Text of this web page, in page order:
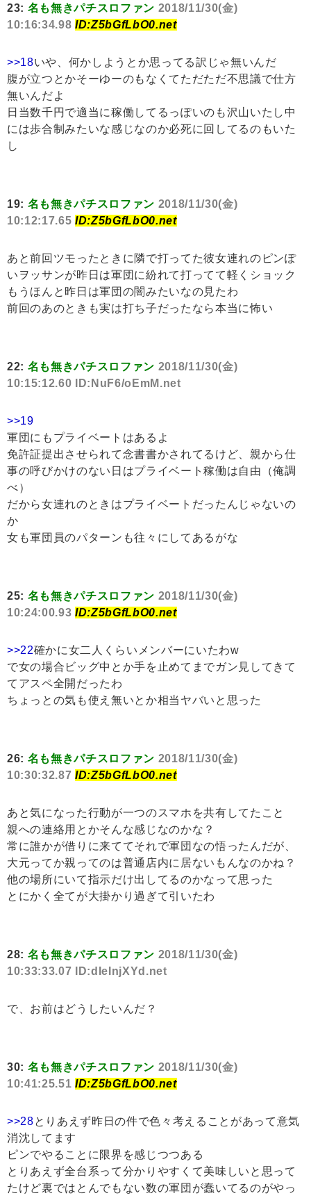
23: 名も無きパチスロファン 2018/11/30(金)
10:16:34.98 ID:Z5bGfLbO0.net
>>18いや、何かしようとか思ってる訳じゃ無いんだ
腹が立つとかそーゆーのもなくてただただ不思議で仕方
無いんだよ
日当数千円で適当に稼働してるっぽいのも沢山いたし中
には歩合制みたいな感じなのか必死に回してるのもいた
し
19: 名も無きパチスロファン 2018/11/30(金)
10:12:17.65 ID:Z5bGfLbO0.net
あと前回ツモったときに隣で打ってた彼女連れのピンぽ
いヲッサンが昨日は軍団に紛れて打ってて軽くショック
もうほんと昨日は軍団の闇みたいなの見たわ
前回のあのときも実は打ち子だったなら本当に怖い
22: 名も無きパチスロファン 2018/11/30(金)
10:15:12.60 ID:NuF6/oEmM.net
>>19
軍団にもプライベートはあるよ
免許証提出させられて念書書かされてるけど、親から仕
事の呼びかけのない日はプライベート稼働は自由（俺調
べ）
だから女連れのときはプライベートだったんじゃないの
か
女も軍団員のパターンも往々にしてあるがな
25: 名も無きパチスロファン 2018/11/30(金)
10:24:00.93 ID:Z5bGfLbO0.net
>>22確かに女二人くらいメンバーにいたわw
で女の場合ビッグ中とか手を止めてまでガン見してきて
てアスペ全開だったわ
ちょっとの気も使え無いとか相当ヤバいと思った
26: 名も無きパチスロファン 2018/11/30(金)
10:30:32.87 ID:Z5bGfLbO0.net
あと気になった行動が一つのスマホを共有してたこと
親への連絡用とかそんな感じなのかな？
常に誰かが借りに来ててそれで軍団なの悟ったんだが、
大元ってか親ってのは普通店内に居ないもんなのかね？
他の場所にいて指示だけ出してるのかなって思った
とにかく全てが大掛かり過ぎて引いたわ
28: 名も無きパチスロファン 2018/11/30(金)
10:33:33.07 ID:dIeInjXYd.net
で、お前はどうしたいんだ？
30: 名も無きパチスロファン 2018/11/30(金)
10:41:25.51 ID:Z5bGfLbO0.net
>>28とりあえず昨日の件で色々考えることがあって意気
消沈してます
ピンでやることに限界を感じつつある
とりあえず全台系って分かりやすくて美味しいと思って
たけど裏ではとんでもない数の軍団が蠢いてるのがやっ